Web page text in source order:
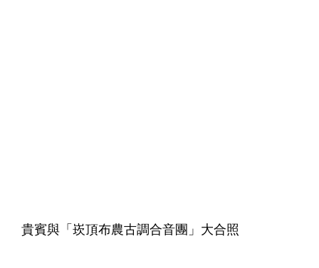
貴賓與「崁頂布農古調合音團」大合照